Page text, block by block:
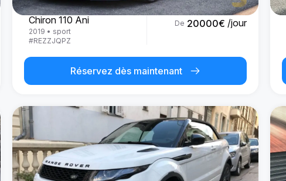
Bugatti
Chiron 110 Ani
2019 • sport
#REZZJQPZ
De 20000€ /jour
Réservez dès maintenant